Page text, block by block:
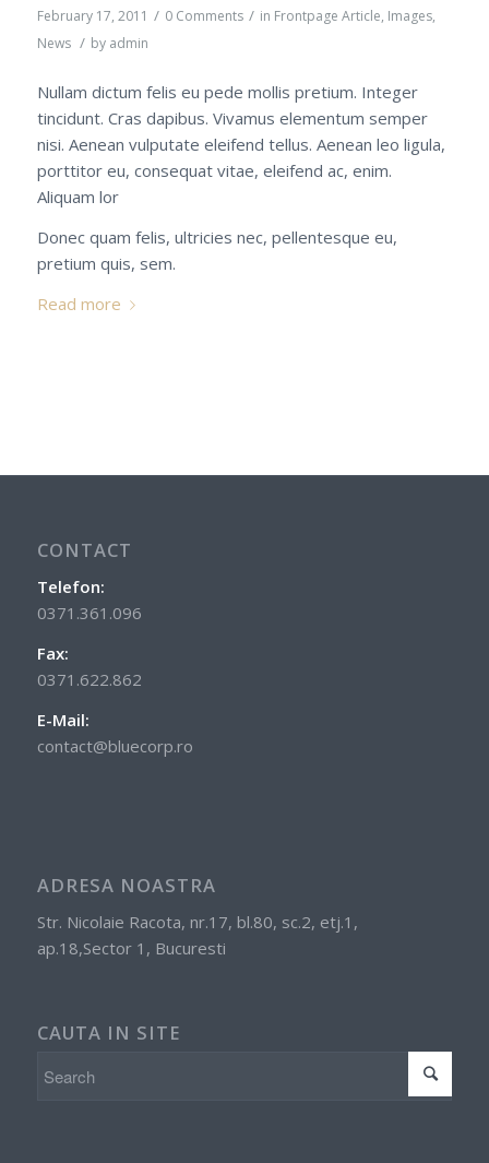
February 17, 2011 / 0 Comments / in Frontpage Article, Images,
News / by admin
Nullam dictum felis eu pede mollis pretium. Integer
tincidunt. Cras dapibus. Vivamus elementum semper
nisi. Aenean vulputate eleifend tellus. Aenean leo ligula,
porttitor eu, consequat vitae, eleifend ac, enim.
Aliquam lor
Donec quam felis, ultricies nec, pellentesque eu,
pretium quis, sem.
Read more
CONTACT
Telefon:
0371.361.096
Fax:
0371.622.862
E-Mail:
contact@bluecorp.ro
ADRESA NOASTRA
Str. Nicolaie Racota, nr.17, bl.80, sc.2, etj.1,
ap.18,Sector 1, Bucuresti
CAUTA IN SITE